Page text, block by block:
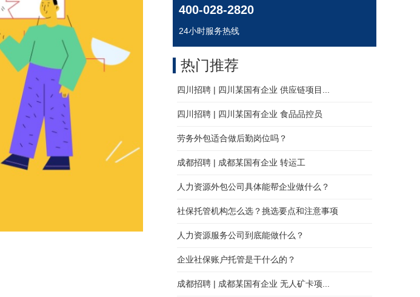
400-028-2820
24小时服务热线
四川招聘 | 四川某国有企业 供应链项目...
四川招聘 | 四川某国有企业 食品品控员
劳务外包适合做后勤岗位吗？
成都招聘 | 成都某国有企业 转运工
人力资源外包公司具体能帮企业做什么？
社保托管机构怎么选？挑选要点和注意事项
人力资源服务公司到底能做什么？
企业社保账户托管是干什么的？
成都招聘 | 成都某国有企业 无人矿卡项...
热门推荐